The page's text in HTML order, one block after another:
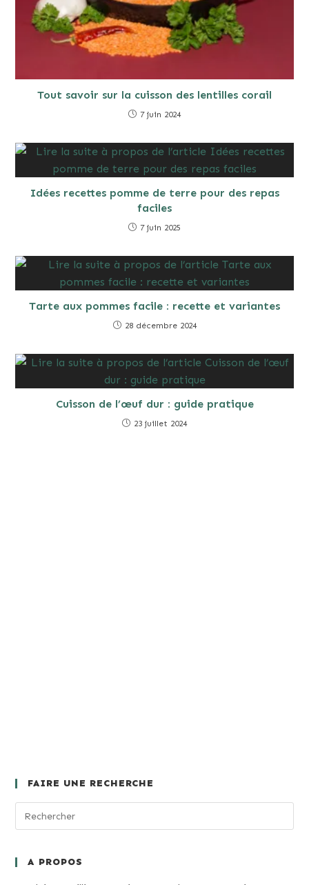
Tout savoir sur la cuisson des lentilles corail
7 juin 2024
Idées recettes pomme de terre pour des repas
faciles
7 juin 2025
Tarte aux pommes facile : recette et variantes
28 décembre 2024
Cuisson de l’œuf dur : guide pratique
23 juillet 2024
FAIRE UNE RECHERCHE
A PROPOS